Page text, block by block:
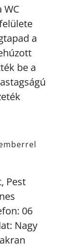
WC
a
be a
Pest
06
Nagy